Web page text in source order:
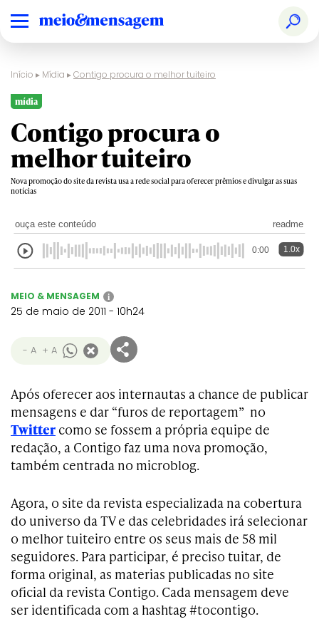
Início ▸ Mídia ▸Contigo procura o melhor tuiteiro
mídia
Contigo procura o
melhor tuiteiro
Nova promoção do site da revista usa a rede social para oferecer prêmios e divulgar as suas
notícias
ouça este conteúdo readme
0:00 1.0x
MEIO & MENSAGEM i
25 de maio de 2011 - 10h24
- A + A
Após oferecer aos internautas a chance de publicar
mensagens e dar “furos de reportagem” no
Twitter como se fossem a própria equipe de
redação, a Contigo faz uma nova promoção,
também centrada no microblog.
Agora, o site da revista especializada na cobertura
do universo da TV e das celebridades irá selecionar
o melhor tuiteiro entre os seus mais de 58 mil
seguidores. Para participar, é preciso tuitar, de
forma original, as materias publicadas no site
oficial da revista Contigo. Cada mensagem deve
ser identificada com a hashtag #tocontigo.